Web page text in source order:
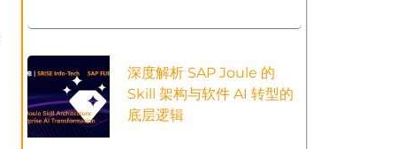
深度解析 SAP Joule 的
Skill 架构与软件 AI 转型的
底层逻辑